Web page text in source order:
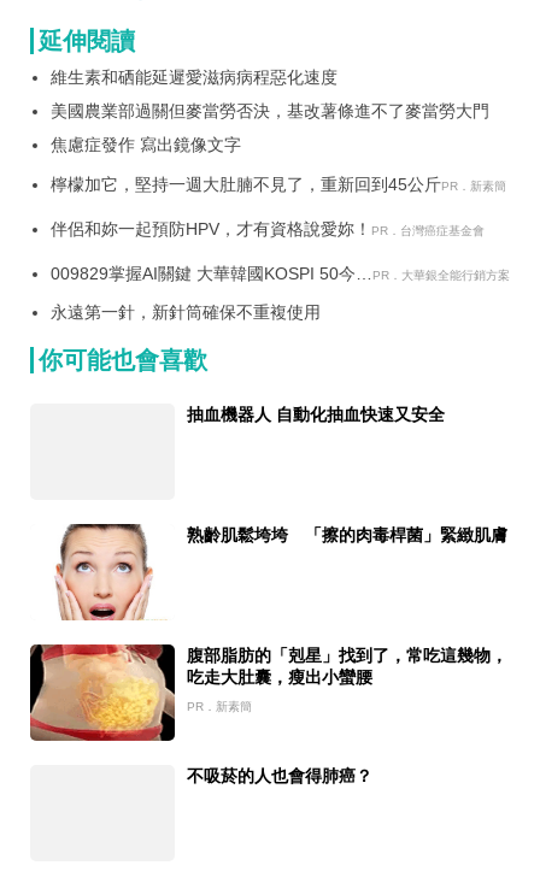
延伸閱讀
維生素和硒能延遲愛滋病病程惡化速度
美國農業部過關但麥當勞否決，基改薯條進不了麥當勞大門
焦慮症發作 寫出鏡像文字
檸檬加它，堅持一週大肚腩不見了，重新回到45公斤PR．新素簡
伴侶和妳一起預防HPV，才有資格說愛妳！ PR．台灣癌症基金會
009829掌握AI關鍵 大華韓國KOSPI 50今強
PR．大華銀全能行銷方案
永遠第一針，新針筒確保不重複使用
你可能也會喜歡
抽血機器人 自動化抽血快速又安全
熟齡肌鬆垮垮 「擦的肉毒桿菌」緊緻肌膚
腹部脂肪的「剋星」找到了，常吃這幾物，
吃走大肚囊，瘦出小蠻腰
PR．新素簡
不吸菸的人也會得肺癌？